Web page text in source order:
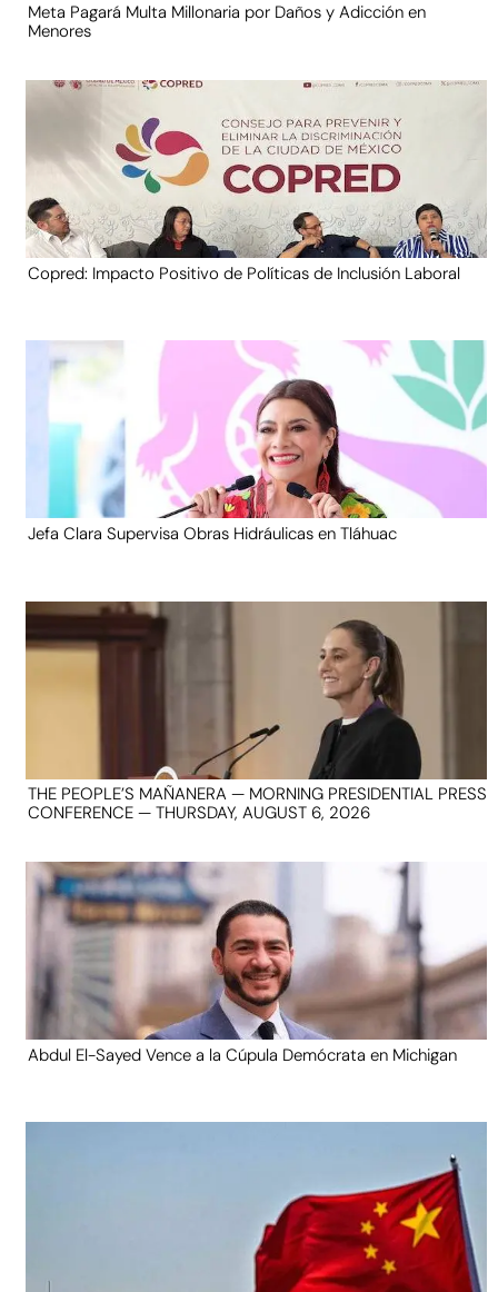
Meta Pagará Multa Millonaria por Daños y Adicción en
Menores
Copred: Impacto Positivo de Políticas de Inclusión Laboral
Jefa Clara Supervisa Obras Hidráulicas en Tláhuac
THE PEOPLE’S MAÑANERA — MORNING PRESIDENTIAL PRESS
CONFERENCE — THURSDAY, AUGUST 6, 2026
Abdul El-Sayed Vence a la Cúpula Demócrata en Michigan